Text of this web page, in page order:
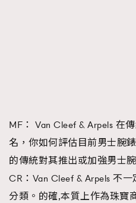
MF： Van Cleef & Arpels 在
名，你如何評估目前男士腕
的傳統對其推出或加強男士
CR：Van Cleef & Arpels 不
分類。的確,本質上作為珠寶